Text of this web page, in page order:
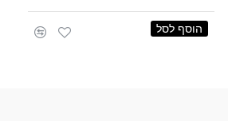
הוסף לסל